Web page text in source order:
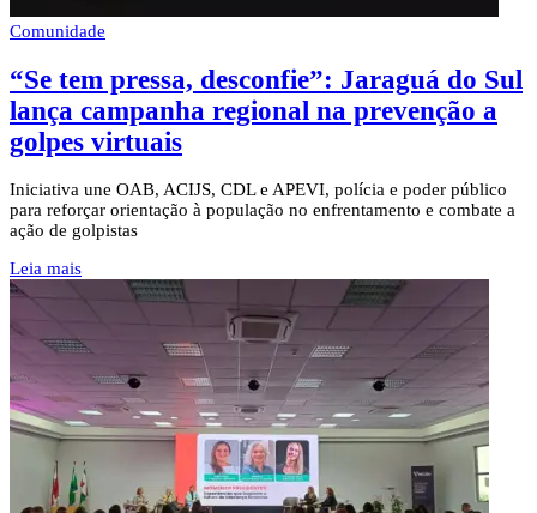
Comunidade
“Se tem pressa, desconfie”: Jaraguá do Sul
lança campanha regional na prevenção a
golpes virtuais
Iniciativa une OAB, ACIJS, CDL e APEVI, polícia e poder público
para reforçar orientação à população no enfrentamento e combate a
ação de golpistas
Leia mais